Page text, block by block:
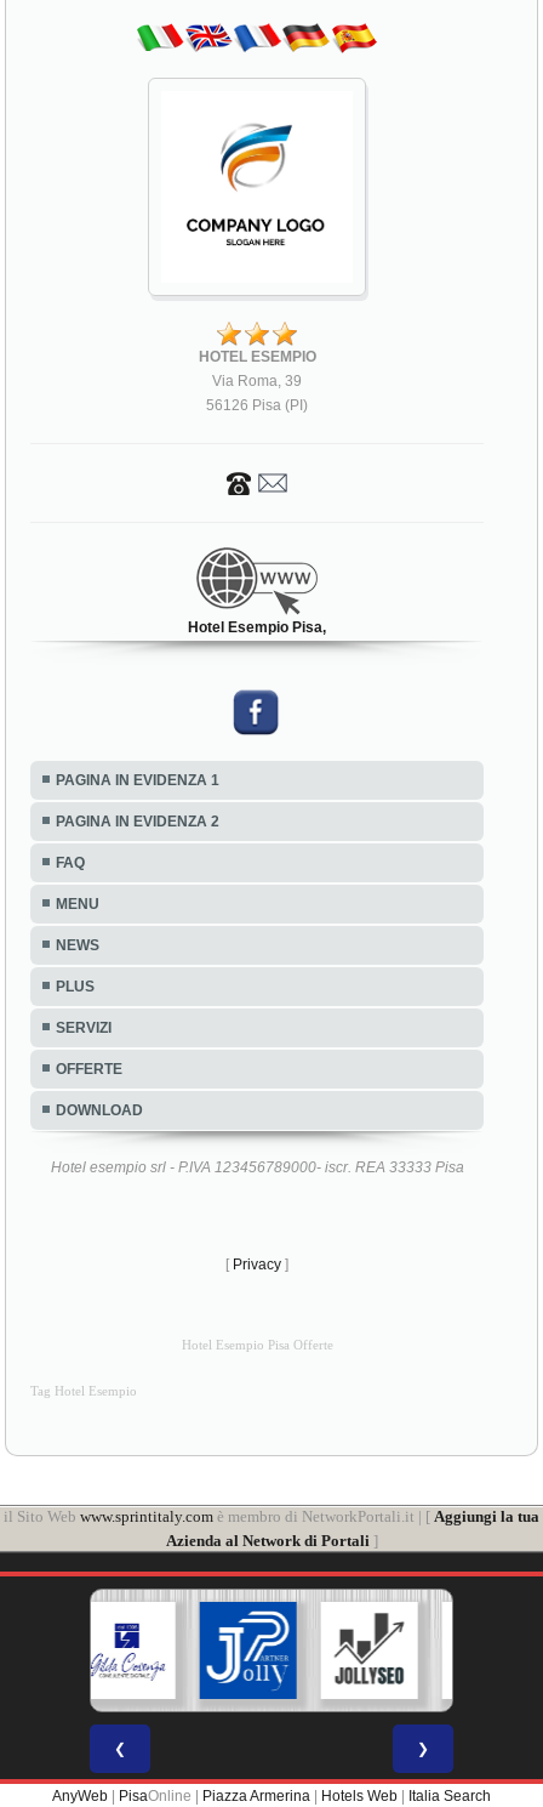
HOTEL ESEMPIO
Via Roma, 39
56126 Pisa (PI)
Hotel Esempio Pisa,
PAGINA IN EVIDENZA 1
PAGINA IN EVIDENZA 2
FAQ
MENU
NEWS
PLUS
SERVIZI
OFFERTE
DOWNLOAD
Hotel esempio srl - P.IVA 123456789000- iscr. REA 33333 Pisa
[ Privacy ]
Hotel Esempio Pisa Offerte
Tag Hotel Esempio
il Sito Web www.sprintitaly.com è membro di NetworkPortali.it | [ Aggiungi la tua
Azienda al Network di Portali]
❮ ❯
AnyWeb PisaOnline | Piazza Armerina Hotels Web Italia Search